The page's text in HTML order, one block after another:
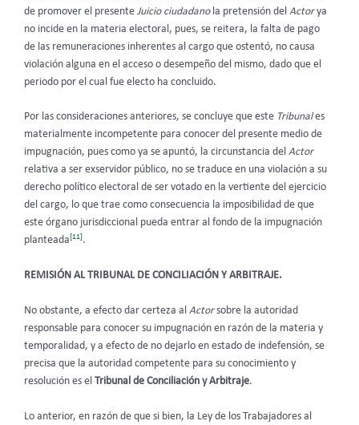
de promover el presente Juicio ciudadanola pretensión del Actorya
no incide en la materia electoral, pues, se reitera, la falta de pago
de las remuneraciones inherentes al cargo que ostentó, no causa
violación alguna en el acceso o desempeño del mismo, dado que el
periodo por el cual fue electo ha concluido.
Por las consideraciones anteriores, se concluye que este Tribunales
materialmente incompetente para conocer del presente medio de
impugnación, pues como ya se apuntó, la circunstancia del Actor
relativa a ser exservidor público, no se traduce en una violación a su
derecho político electoral de ser votado en la vertiente del ejercicio
del cargo, lo que trae como consecuencia la imposibilidad de que
este órgano jurisdiccional pueda entrar al fondo de la impugnación
planteada[11].
REMISIÓN AL TRIBUNAL DE CONCILIACIÓN Y ARBITRAJE.
No obstante, a efecto dar certeza al Actorsobre la autoridad
responsable para conocer su impugnación en razón de la materia y
temporalidad, y a efecto de no dejarlo en estado de indefensión, se
precisa que la autoridad competente para su conocimiento y
resolución es el
Tribunal de Conciliación y Arbitraje.
Lo anterior, en razón de que si bien, la Ley de los Trabajadores al